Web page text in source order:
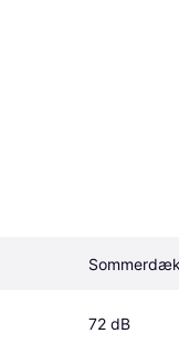
72 dB